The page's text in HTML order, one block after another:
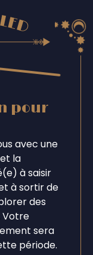
pour
avec une
la
à saisir
à sortir de
des
Votre
sera
période.